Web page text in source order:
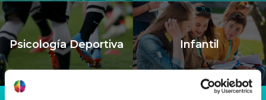
Psicología Deportiva Infantil